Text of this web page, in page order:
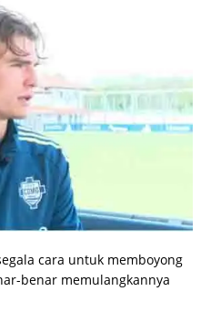
cara untuk memboyong
benar memulangkannya